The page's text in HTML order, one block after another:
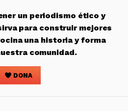
un periodismo ético y
para construir mejores
una historia y forma
comunidad.
DONA